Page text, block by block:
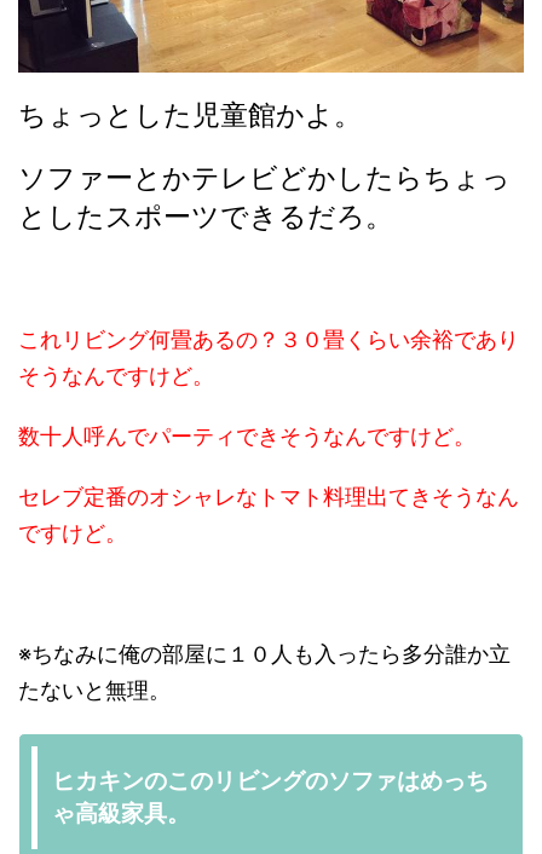
ちょっとした児童館かよ。
ソファーとかテレビどかしたらちょっ
としたスポーツできるだろ。
これリビング何畳あるの？３０畳くらい余裕であり
そうなんですけど。
数十人呼んでパーティできそうなんですけど。
セレブ定番のオシャレなトマト料理出てきそうなん
ですけど。
※ちなみに俺の部屋に１０人も入ったら多分誰か立
たないと無理。
ヒカキンのこのリビングのソファはめっち
ゃ高級家具。